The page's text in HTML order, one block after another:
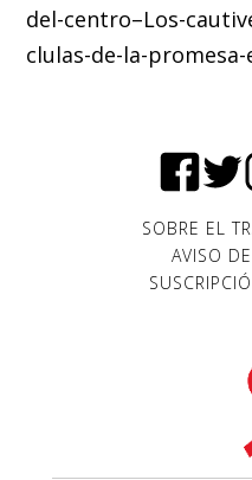
del-centro–Los-
clulas-de-la-
SOBRE EL
AVISO